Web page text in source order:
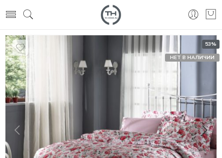
53%
НЕТ В НАЛИЧИИ